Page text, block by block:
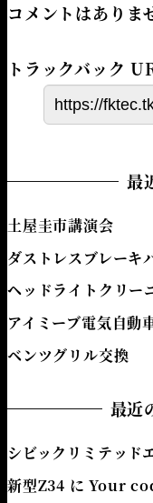
コメントはありま
トラックバック
最
土屋圭市講演会
ダストレスブレーキ
ヘッドライトクリー
アイミーブ電気自動
ベンツグリル交換
最近
シビックリミテッド
新型Z34 にYour